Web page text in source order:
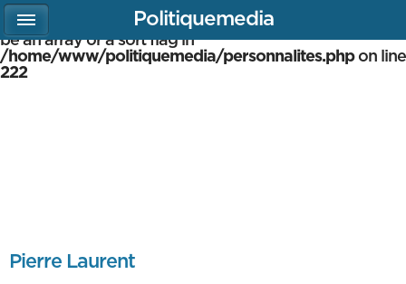
Warning
: array_multisort(): Argument #1 is expected to
be an array or a sort flag in
/home/www/politiquemedia/personnalites.phpon line
222
Pierre Laurent
Politiquemedia